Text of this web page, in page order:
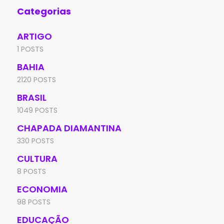
Categorias
ARTIGO
1 POSTS
BAHIA
2120 POSTS
BRASIL
1049 POSTS
CHAPADA DIAMANTINA
330 POSTS
CULTURA
8 POSTS
ECONOMIA
98 POSTS
EDUCAÇÃO